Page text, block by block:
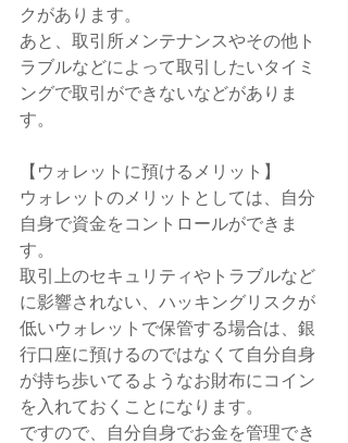
クがあります。
あと、取引所メンテナンスやその他ト
ラブルなどによって取引したいタイミ
ングで取引ができないなどがありま
す。
【ウォレットに預けるメリット】
ウォレットのメリットとしては、自分
自身で資金をコントロールができま
す。
取引上のセキュリティやトラブルなど
に影響されない、ハッキングリスクが
低いウォレットで保管する場合は、銀
行口座に預けるのではなくて自分自身
が持ち歩いてるようなお財布にコイン
を入れておくことになります。
ですので、自分自身でお金を管理でき